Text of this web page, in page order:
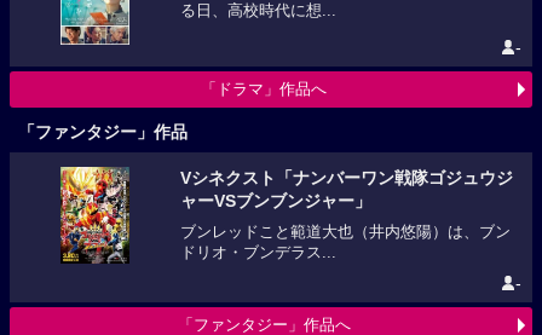
る日、高校時代に想...
-
「ドラマ」作品へ
「ファンタジー」作品
Vシネクスト「ナンバーワン戦隊ゴジュウジ
ャーVSブンブンジャー」
ブンレッドこと範道大也（井内悠陽）は、ブン
ドリオ・ブンデラス...
-
「ファンタジー」作品へ